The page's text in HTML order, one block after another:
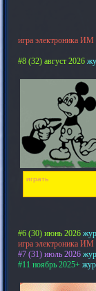
игра электроника
#8 (32) август 2026
играть
#6 (30) июнь 2026
игра электроника
#7 (31) июль 2026
#11 ноябрь 2025+